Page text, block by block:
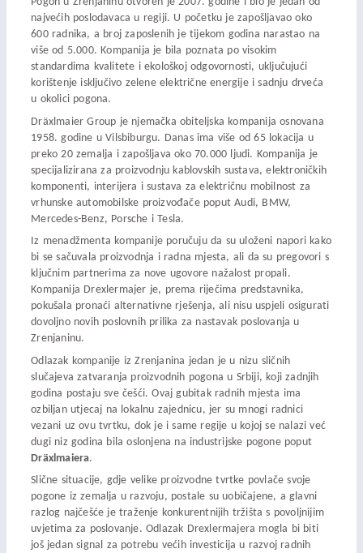
najvećih poslodavaca u regiji. U početku je zapošljavao oko
600 radnika, a broj zaposlenih je tijekom godina narastao na
više od 5.000. Kompanija je bila poznata po visokim
standardima kvalitete i ekološkoj odgovornosti, uključujući
korištenje isključivo zelene električne energije i sadnju drveća
u okolici pogona.
Dräxlmaier Group je njemačka obiteljska kompanija osnovana
1958. godine u Vilsbiburgu. Danas ima više od 65 lokacija u
preko 20 zemalja i zapošljava oko 70.000 ljudi. Kompanija je
specijalizirana za proizvodnju kablovskih sustava, elektroničkih
komponenti, interijera i sustava za električnu mobilnost za
vrhunske automobilske proizvođače poput Audi, BMW,
Mercedes-Benz, Porsche i Tesla.
Iz menadžmenta kompanije poručuju da su uloženi napori kako
bi se sačuvala proizvodnja i radna mjesta, ali da su pregovori s
ključnim partnerima za nove ugovore nažalost propali.
Kompanija Drexlermajer je, prema riječima predstavnika,
pokušala pronaći alternativne rješenja, ali nisu uspjeli osigurati
dovoljno novih poslovnih prilika za nastavak poslovanja u
Zrenjaninu.
Odlazak kompanije iz Zrenjanina jedan je u nizu sličnih
slučajeva zatvaranja proizvodnih pogona u Srbiji, koji zadnjih
godina postaju sve češći. Ovaj gubitak radnih mjesta ima
ozbiljan utjecaj na lokalnu zajednicu, jer su mnogi radnici
vezani uz ovu tvrtku, dok je i same regije u kojoj se nalazi već
dugi niz godina bila oslonjena na industrijske pogone poput
Dräxlmaiera.
Slične situacije, gdje velike proizvodne tvrtke povlače svoje
pogone iz zemalja u razvoju, postale su uobičajene, a glavni
razlog najčešće je traženje konkurentnijih tržišta s povoljnijim
uvjetima za poslovanje. Odlazak Drexlermajera mogla bi biti
još jedan signal za potrebu većih investicija u razvoj radnih